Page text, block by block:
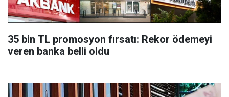
35 bin TL promosyon fırsatı: Rekor ödemeyi
veren banka belli oldu